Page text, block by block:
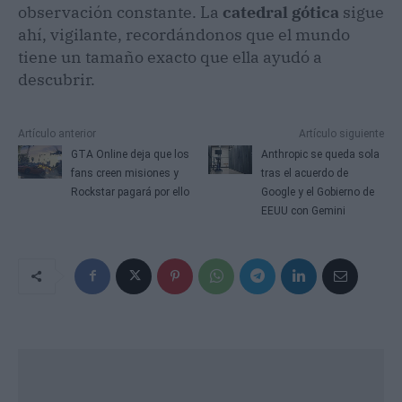
observación constante. La catedral gótica sigue
ahí, vigilante, recordándonos que el mundo
tiene un tamaño exacto que ella ayudó a
descubrir.
Artículo anterior
GTA Online deja que los
fans creen misiones y
Rockstar pagará por ello
Artículo siguiente
Anthropic se queda sola
tras el acuerdo de
Google y el Gobierno de
EEUU con Gemini